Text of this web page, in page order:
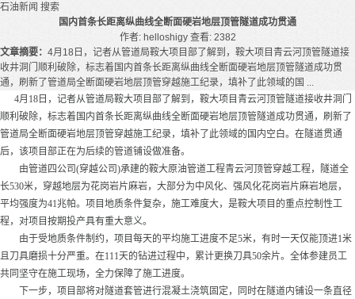
石油新闻 搜索
国内首条长距离纵曲线全断面硬岩地层顶管隧道成功贯通
作者: helloshigy 查看: 2382
文章摘要： 4月18日，记者从管道局鞍大项目部了解到，鞍大项目青云河顶管隧道接
收井洞门顺利破除，标志着国内首条长距离纵曲线全断面硬岩地层顶管隧道成功贯
通，刷新了管道局全断面硬岩地层顶管穿越施工纪录，填补了此领域的国 ...
4月18日，记者从管道局鞍大项目部了解到，鞍大项目青云河顶管隧道接收井洞门
顺利破除，标志着国内首条长距离纵曲线全断面硬岩地层顶管隧道成功贯通，刷新了
管道局全断面硬岩地层顶管穿越施工纪录，填补了此领域的国内空白。在隧道贯通
后，该项目部正在为后续的管道铺设做准备。
由管道四公司(穿越公司)承建的鞍大原油管道工程青云河顶管穿越工程，隧道全
长530米，穿越地层为花岗岩片麻岩，大部分为中风化、强风化花岗岩片麻岩地层，
平均强度为41兆帕。项目地质条件复杂，施工难度大，是鞍大项目的重点控制性工
程，对项目按期投产具有重大意义。
由于受地质条件制约，项目每天的平均施工进度不足5米，有时一天仅能顶进1米
且刀具磨损十分严重。在111天的钻进过程中，累计更换刀具50余片。全体参建员工
共同坚守在施工现场，全力保障了施工进度。
下一步，项目部将对隧道套管进行混凝土浇筑固定，同时在隧道内铺设一条直径